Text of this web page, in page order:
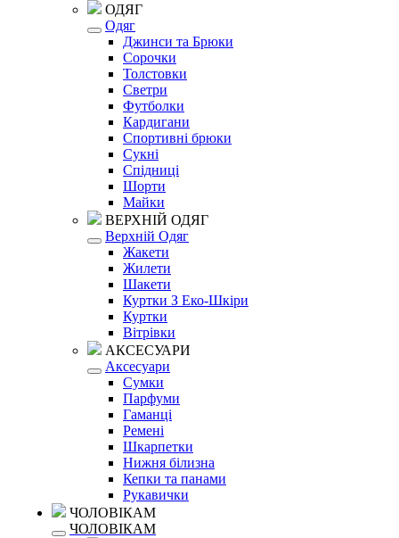
ОДЯГ
Одяг
Джинси та Брюки
Сорочки
Толстовки
Светри
Футболки
Кардигани
Спортивні брюки
Сукні
Спідниці
Шорти
Майки
ВЕРХНІЙ ОДЯГ
Верхній Одяг
Жакети
Жилети
Шакети
Куртки З Еко-Шкіри
Куртки
Вітрівки
АКСЕСУАРИ
Аксесуари
Сумки
Парфуми
Гаманці
Ремені
Шкарпетки
Нижня білизна
Кепки та панами
Рукавички
ЧОЛОВІКАМ
ЧОЛОВІКАМ